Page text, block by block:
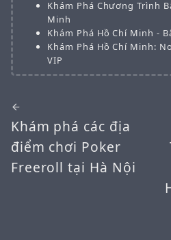
Khám Phá Chương Trình
Minh
Khám Phá Hồ Chí Minh -
Khám Phá Hồ Chí Minh:
VIP
Khám phá các địa
điểm chơi Poker
Freeroll tại Hà Nội